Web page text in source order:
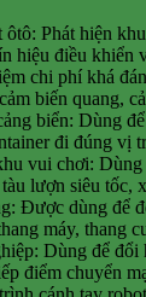
ôtô: Phát hiện
hiệu điều khiển
chi phí khá
biến quang,
biển: Dùng
đi đúng vị
vui chơi: Dùng
lượn siêu tốc,
Được dùng để
máy, thang
Dùng để đổi
điểm chuyển